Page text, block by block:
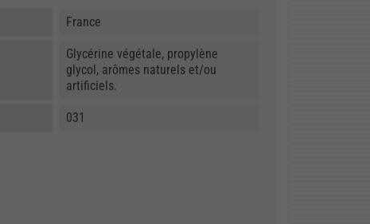
France
Glycérine végétale, propylène
glycol, arômes naturels et/ou
artificiels.
031